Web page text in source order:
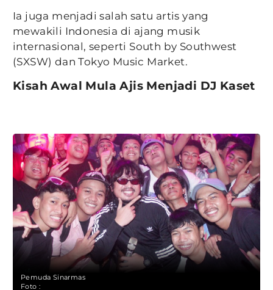
Ia juga menjadi salah satu artis yang
mewakili Indonesia di ajang musik
internasional, seperti South by Southwest
(SXSW) dan Tokyo Music Market.
Kisah Awal Mula Ajis Menjadi DJ Kaset
Pemuda Sinarmas
Foto :